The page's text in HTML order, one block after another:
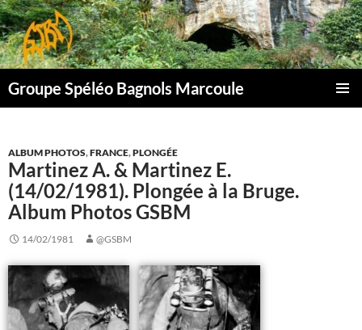
Aller
au
contenu
Groupe Spéléo Bagnols Marcoule
ALBUM PHOTOS,FRANCE,PLONGÉE
Martinez A. & Martinez E.
(14/02/1981). Plongée à la Bruge.
Album Photos GSBM
14/02/1981 @GSBM